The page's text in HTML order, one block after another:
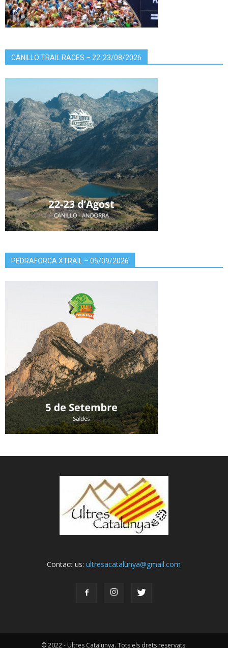
CANILLO TRAIL RACES – 22-23/08/2026
PEDRAFORCA XTRAIL – 05/09/2026
Contact us:ultresacatalunya@gmail.com
© 2022 - Ultres Catalunya. Tots els drets reservats.